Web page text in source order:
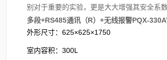
别对于重要的实验，更是大大增强其安全系数
多段+RS485通讯（R）+无线报警PQX-
外形尺寸： 625×625×1750
室内容积： 300L